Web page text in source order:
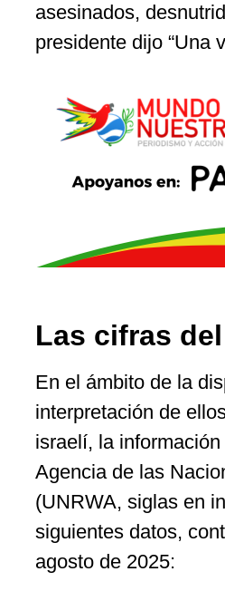
asesinados,
presidente dijo “Una
Las cifras
En el ámbito de la
interpretación de
israelí, la
Agencia de las
(UNRWA, siglas en
siguientes datos,
agosto de 2025: